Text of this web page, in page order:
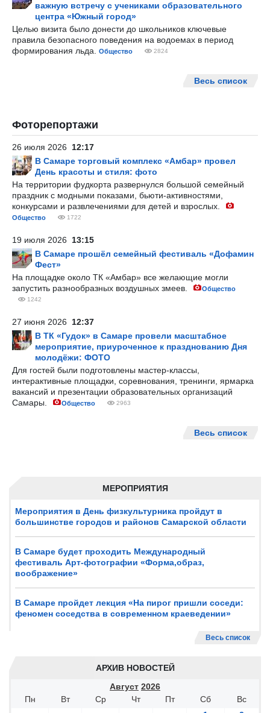
МЕРОПРИЯТИЯ
Мероприятия в День физкультурника пройдут в
большинстве городов и районов Самарской области
В Самаре будет проходить Международный
фестиваль Арт-фотографии «Форма,образ,
воображение»
В Самаре пройдет лекция «На пирог пришли соседи:
феномен соседства в современном краеведении»
Весь список
АРХИВ НОВОСТЕЙ
Август 2026
Пн
Вт Ср Чт Пт Сб
Вс
важную встречу с учениками образовательного
центра «Южный город»
Целью визита было донести до школьников ключевые
правила безопасного поведения на водоемах в период
формирования льда.
Общество 2824
Весь список
Фоторепортажи
26 июля 2026 12:17
В Самаре торговый комплекс «Амбар» провел
День красоты и стиля: фото
На территории фудкорта развернулся большой семейный
праздник с модными показами, бьюти-активностями,
конкурсами и развлечениями для детей и взрослых.
Общество 1722
19 июля 2026 13:15
В Самаре прошёл семейный фестиваль «Дофамин
Фест»
На площадке около ТК «Амбар» все желающие могли
запустить разнообразных воздушных змеев.
Общество
1242
27 июня 2026 12:37
В ТК «Гудок» в Самаре провели масштабное
мероприятие, приуроченное к празднованию Дня
молодёжи: ФОТО
Для гостей были подготовлены мастер-классы,
интерактивные площадки, соревнования, тренинги, ярмарка
вакансий и презентации образовательных организаций
Самары.
Общество 2963
Весь список